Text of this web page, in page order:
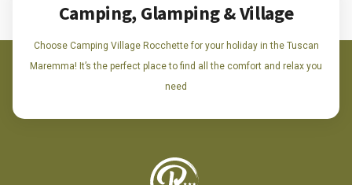
Camping, Glamping & Village
Choose Camping Village Rocchette for your holiday in the Tuscan
Maremma! It’s the perfect place to find all the comfort and relax you
need